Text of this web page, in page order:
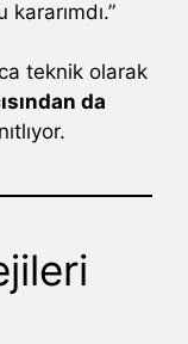
kararımdı.”
teknik olarak
da